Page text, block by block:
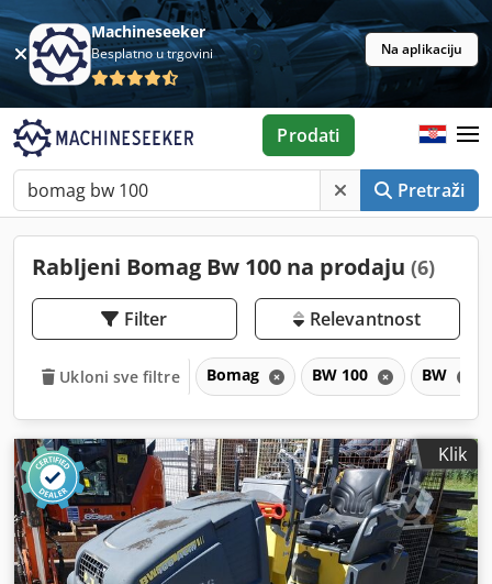
Machineseeker
Besplatno u trgovini Na aplikaciju
Pretraži
Prodati
Rabljeni Bomag Bw 100 na prodaju (6)
Filter Relevantnost
Ukloni sve filtre Bomag BW 100 BW
Klik